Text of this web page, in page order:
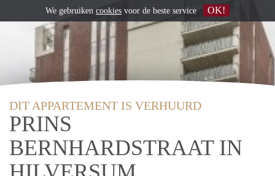
DIT APPARTEMENT IS VERHUURD
PRINS
BERNHARDSTRAAT IN
We gebruiken cookies voor de beste service OK!